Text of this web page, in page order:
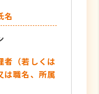
名
者（若しくは
は職名、所属